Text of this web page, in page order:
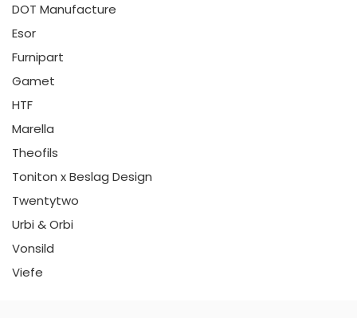
DOT Manufacture
Esor
Furnipart
Gamet
HTF
Marella
Theofils
Toniton x Beslag Design
Twentytwo
Urbi & Orbi
Vonsild
Viefe